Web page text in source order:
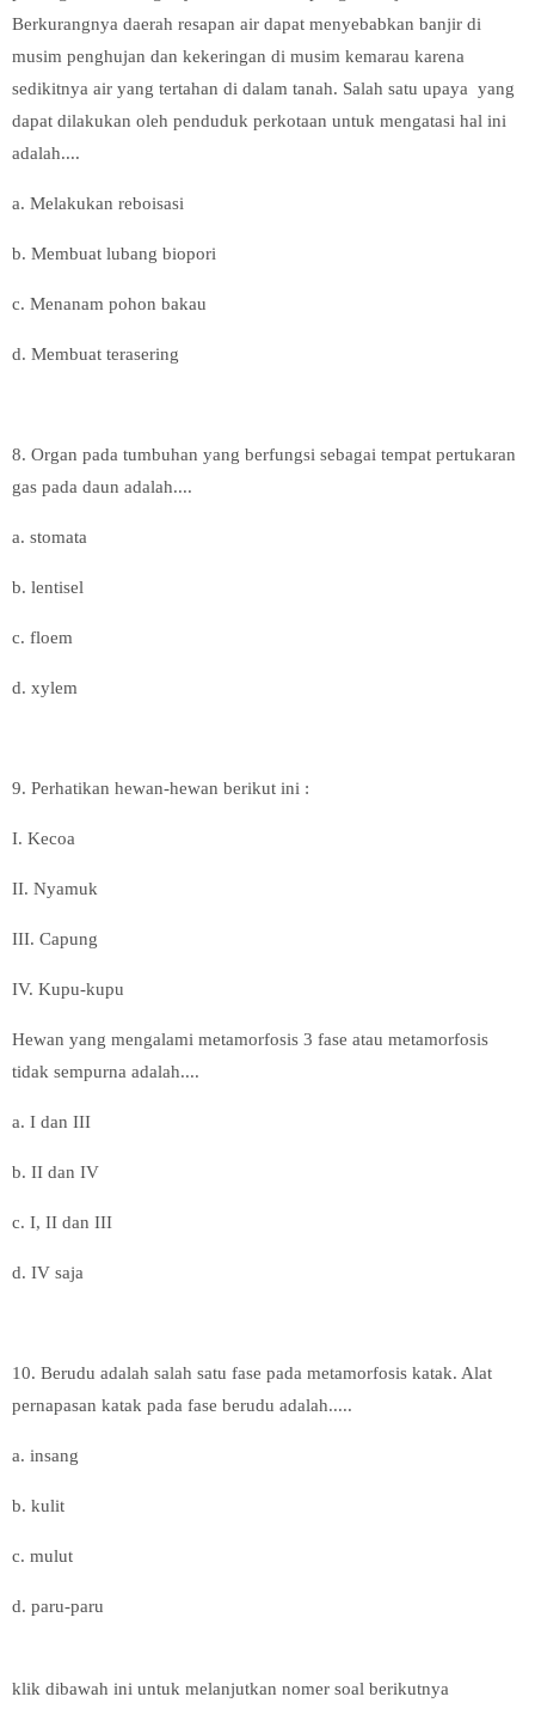
Berkurangnya daerah resapan air dapat menyebabkan banjir di
musim penghujan dan kekeringan di musim kemarau karena
sedikitnya air yang tertahan di dalam tanah. Salah satu upaya yang
dapat dilakukan oleh penduduk perkotaan untuk mengatasi hal ini
adalah....
a. Melakukan reboisasi
b. Membuat lubang biopori
c. Menanam pohon bakau
d. Membuat terasering
8. Organ pada tumbuhan yang berfungsi sebagai tempat pertukaran
gas pada daun adalah....
a. stomata
b. lentisel
c. floem
d. xylem
9. Perhatikan hewan-hewan berikut ini :
I. Kecoa
II. Nyamuk
III. Capung
IV. Kupu-kupu
Hewan yang mengalami metamorfosis 3 fase atau metamorfosis
tidak sempurna adalah....
a. I dan III
b. II dan IV
c. I, II dan III
d. IV saja
10. Berudu adalah salah satu fase pada metamorfosis katak. Alat
pernapasan katak pada fase berudu adalah.....
a. insang
b. kulit
c. mulut
d. paru-paru
klik dibawah ini untuk melanjutkan nomer soal berikutnya